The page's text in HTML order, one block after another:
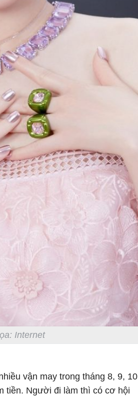
Internet
vận may trong tháng 8, 9,
tiền. Người đi làm thì có cơ hội